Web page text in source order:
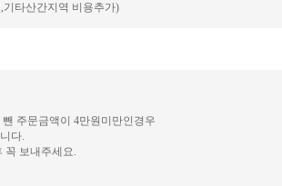
타산간지역 비용추가)
주문금액이 4만원미만인경우
다.
꼭 보내주세요.